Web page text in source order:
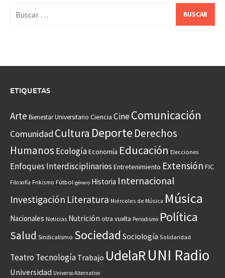
ETIQUETAS
Arte Bienestar Universitario Ciencia CineComunicación
Comunidad Cultura Deporte Derechos
Humanos EcologíaEconomía Educación Elecciones
Enfoques Interdisciplinarios Entretenimiento Extensión FIC
Filosofía Frikismo Fútbol género Historia Internacional
Investigación Literatura Miércoles de Música Música
Nacionales Noticias Nutrición otra vuelta Periodismo Política
Salud Sindicalismo Sociedad Sociología Solidaridad
Teatro Tecnología Trabajo UdelaRUNI Radio
Universidad Universo Alternativo